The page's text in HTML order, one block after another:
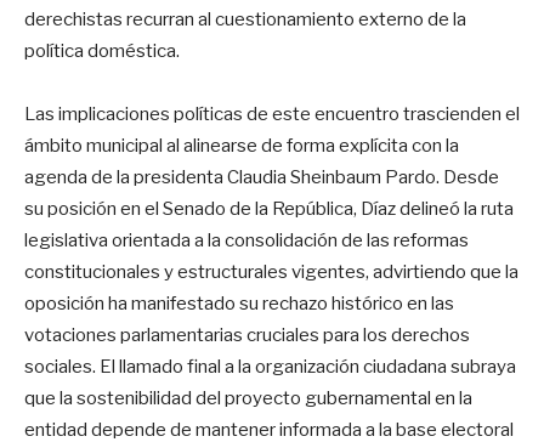
derechistas recurran al cuestionamiento externo de la
política doméstica.
Las implicaciones políticas de este encuentro trascienden el
ámbito municipal al alinearse de forma explícita con la
agenda de la presidenta Claudia Sheinbaum Pardo. Desde
su posición en el Senado de la República, Díaz delineó la ruta
legislativa orientada a la consolidación de las reformas
constitucionales y estructurales vigentes, advirtiendo que la
oposición ha manifestado su rechazo histórico en las
votaciones parlamentarias cruciales para los derechos
sociales. El llamado final a la organización ciudadana subraya
que la sostenibilidad del proyecto gubernamental en la
entidad depende de mantener informada a la base electoral